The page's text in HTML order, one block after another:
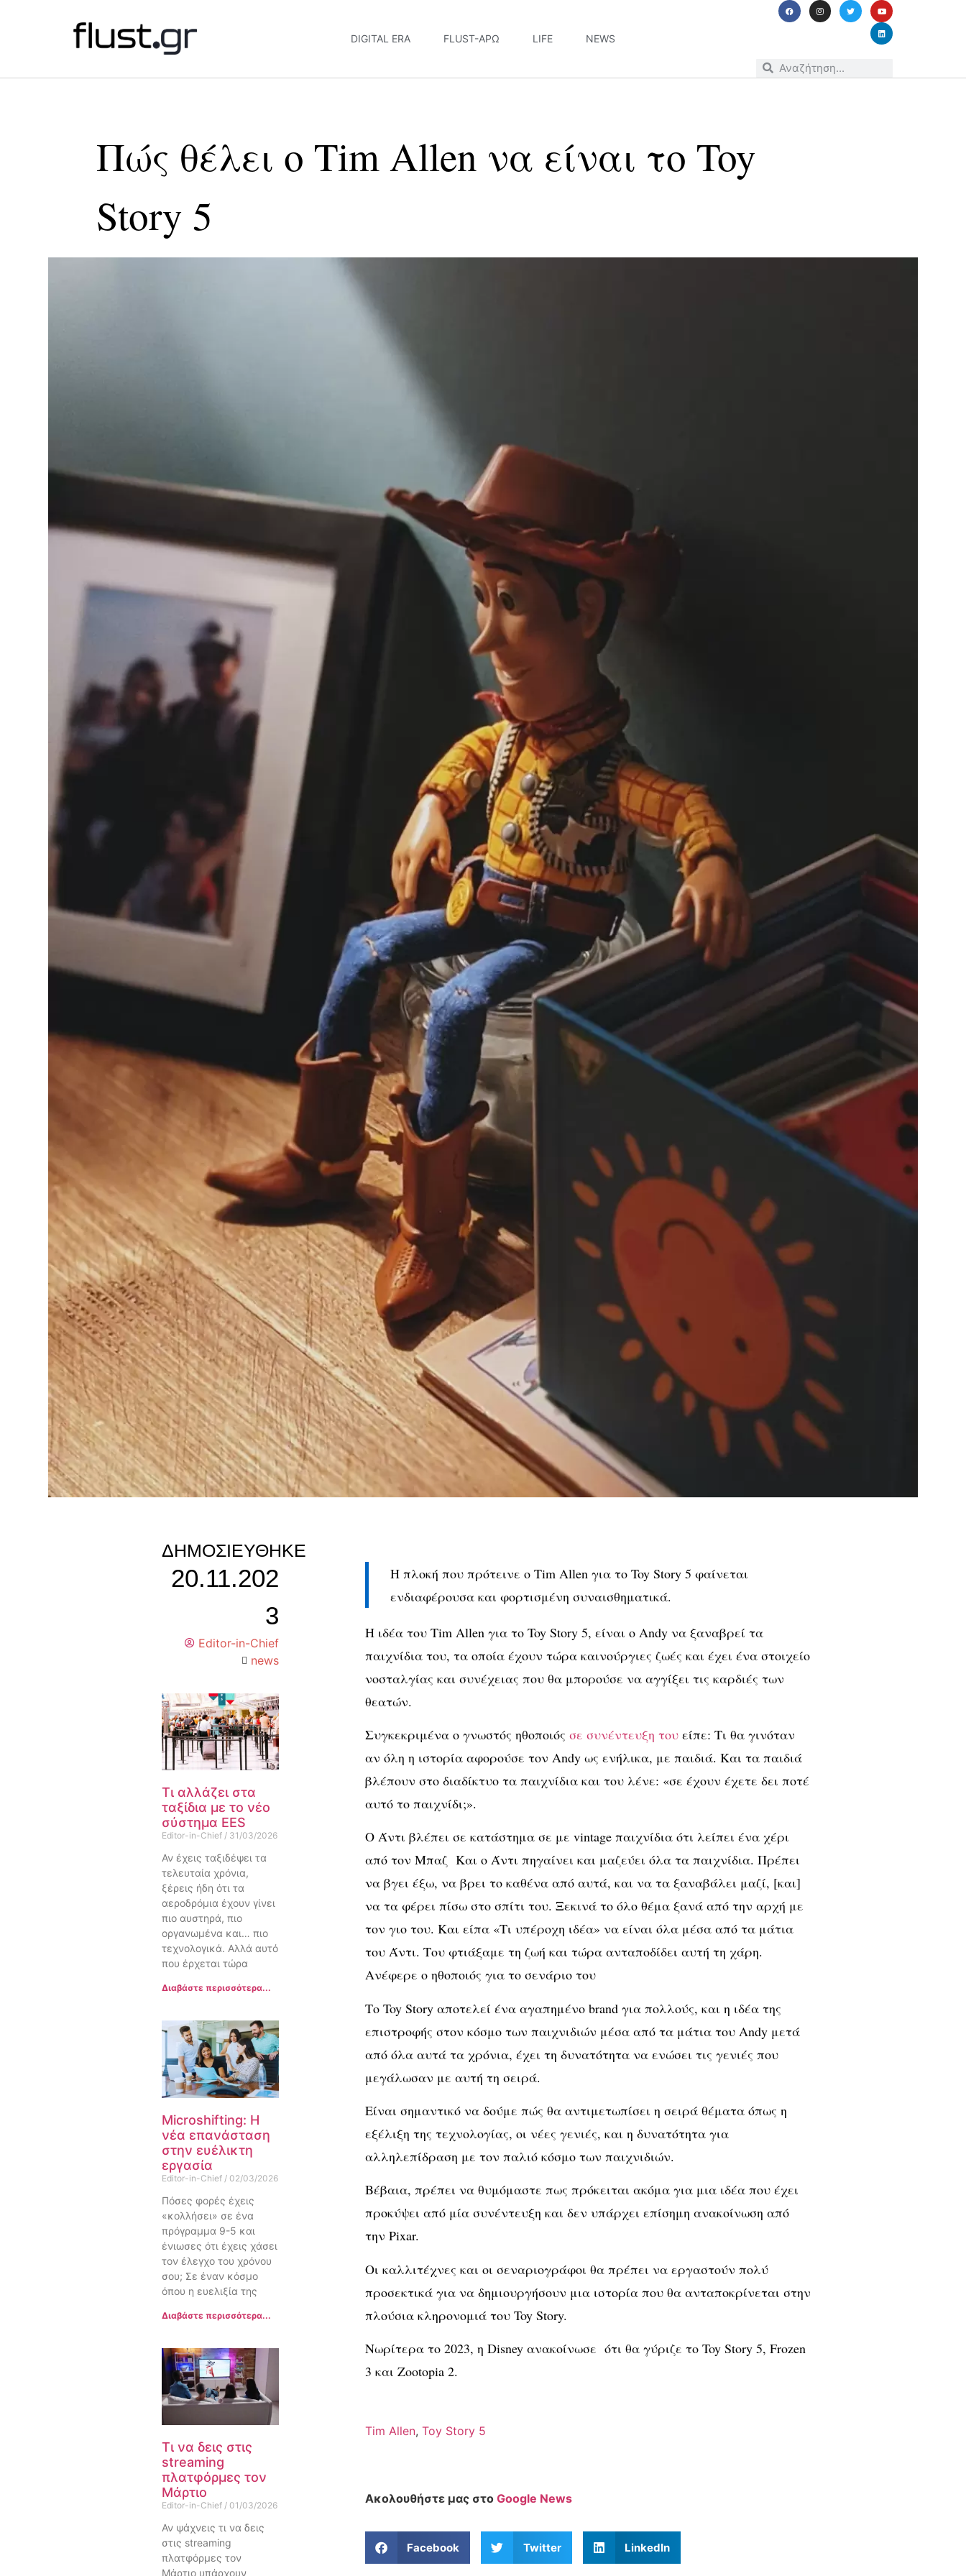
DIGITAL ERA FLUST-ΆΡΩ LIFE NEWS
Πώς θέλει ο Tim Allen να είναι το Toy
Story 5
ΔΗΜΟΣΙΕΎΘΗΚΕ
20.11.202
3
Editor-in-Chief
news
Τι αλλάζει στα
ταξίδια με το νέο
σύστημα EES
Editor-in-Chief 31/03/2026
Αν έχεις ταξιδέψει τα
τελευταία χρόνια,
ξέρεις ήδη ότι τα
αεροδρόμια έχουν γίνει
πιο αυστηρά, πιο
οργανωμένα και… πιο
τεχνολογικά. Αλλά αυτό
που έρχεται τώρα
Διαβάστε περισσότερα...
Microshifting: Η
νέα επανάσταση
στην ευέλικτη
εργασία
Editor-in-Chief 02/03/2026
Πόσες φορές έχεις
«κολλήσει» σε ένα
πρόγραμμα 9-5 και
ένιωσες ότι έχεις χάσει
τον έλεγχο του χρόνου
σου; Σε έναν κόσμο
όπου η ευελιξία της
Διαβάστε περισσότερα...
Τι να δεις στις
streaming
πλατφόρμες τον
Μάρτιο
Editor-in-Chief 01/03/2026
Αν ψάχνεις τι να δεις
στις streaming
πλατφόρμες τον
Μάρτιο υπάρχουν
Η πλοκή που πρότεινε ο Tim Allen για το Toy Story 5 φαίνεται
ενδιαφέρουσα και φορτισμένη συναισθηματικά.
Η ιδέα του Tim Allen για το Toy Story 5, είναι ο Andy να ξαναβρεί τα
παιχνίδια του, τα οποία έχουν τώρα καινούργιες ζωές και έχει ένα στοιχείο
νοσταλγίας και συνέχειας που θα μπορούσε να αγγίξει τις καρδιές των
θεατών.
Συγκεκριμένα ο γνωστός ηθοποιός σε συνέντευξη τουείπε: Tι θα γινόταν
αν όλη η ιστορία αφορούσε τον Andy ως ενήλικα, με παιδιά. Και τα παιδιά
βλέπoυν στο διαδίκτυο τα παιχνίδια και του λένε: «σε έχουν έχετε δει ποτέ
αυτό το παιχνίδι;».
Ο Άντι βλέπει σε κατάστημα σε με vintage παιχνίδια ότι λείπει ένα χέρι
από τον Μπαζ Και ο Άντι πηγαίνει και μαζεύει όλα τα παιχνίδια. Πρέπει
να βγει έξω, να βρει το καθένα από αυτά, και να τα ξαναβάλει μαζί, [και]
να τα φέρει πίσω στο σπίτι του. Ξεκινά το όλο θέμα ξανά από την αρχή με
τον γιο του. Και είπα «Τι υπέροχη ιδέα» να είναι όλα μέσα από τα μάτια
του Άντι. Του φτιάξαμε τη ζωή και τώρα ανταποδίδει αυτή τη χάρη.
Ανέφερε o ηθοποιός για το σενάριο του
Το Toy Story αποτελεί ένα αγαπημένο brand για πολλούς, και η ιδέα της
επιστροφής στον κόσμο των παιχνιδιών μέσα από τα μάτια του Andy μετά
από όλα αυτά τα χρόνια, έχει τη δυνατότητα να ενώσει τις γενιές που
μεγάλωσαν με αυτή τη σειρά.
Είναι σημαντικό να δούμε πώς θα αντιμετωπίσει η σειρά θέματα όπως η
εξέλιξη της τεχνολογίας, οι νέες γενιές, και η δυνατότητα για
αλληλεπίδραση με τον παλιό κόσμο των παιχνιδιών.
Βέβαια, πρέπει να θυμόμαστε πως πρόκειται ακόμα για μια ιδέα που έχει
προκύψει από μία συνέντευξη και δεν υπάρχει επίσημη ανακοίνωση από
την Pixar.
Οι καλλιτέχνες και οι σεναριογράφοι θα πρέπει να εργαστούν πολύ
προσεκτικά για να δημιουργήσουν μια ιστορία που θα ανταποκρίνεται στην
πλούσια κληρονομιά του Toy Story.
Νωρίτερα το 2023, η Disney ανακοίνωσε ότι θα γύριζε το Toy Story 5, Frozen
3 και Zootopia 2.
Tim Allen, Toy Story 5
Ακολουθήστε μας στο Google News
Facebook Twitter LinkedIn